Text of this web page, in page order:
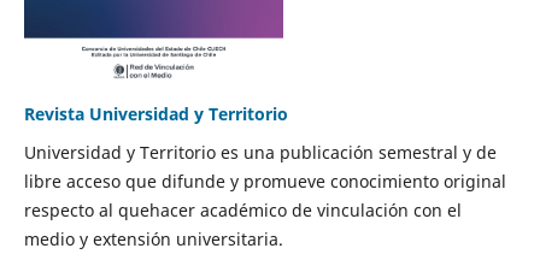
Revista Universidad y Territorio
Universidad y Territorio es una publicación semestral y de
libre acceso que difunde y promueve conocimiento original
respecto al quehacer académico de vinculación con el
medio y extensión universitaria.